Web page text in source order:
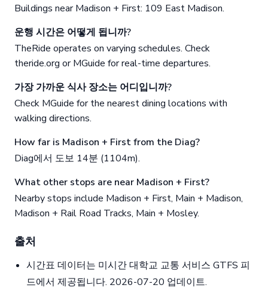
Buildings near Madison + First: 109 East Madison.
운행 시간은 어떻게 됩니까?
TheRide operates on varying schedules. Check
theride.org or MGuide for real-time departures.
가장 가까운 식사 장소는 어디입니까?
Check MGuide for the nearest dining locations with
walking directions.
How far is Madison + First from the Diag?
Diag에서 도보 14분 (1104m).
What other stops are near Madison + First?
Nearby stops include Madison + First, Main + Madison,
Madison + Rail Road Tracks, Main + Mosley.
출처
시간표 데이터는 미시간 대학교 교통 서비스 GTFS 피
드에서 제공됩니다. 2026-07-20 업데이트.